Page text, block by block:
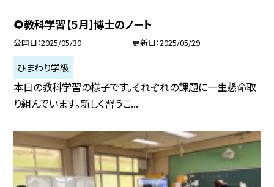
🌻教科学習【５月】博士のノート
公開日 2025/05/30 更新日 2025/05/29
ひまわり学級
本日の教科学習の様子です。それぞれの課題に一生懸命取
り組んでいます。新しく習うこ...